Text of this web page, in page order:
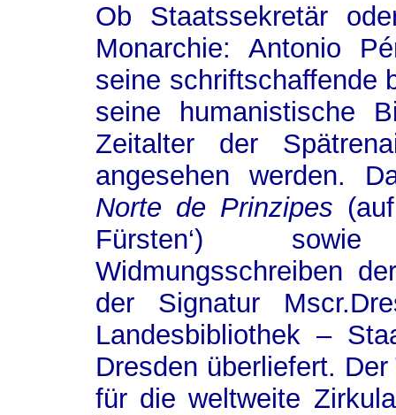
Ob Staatssekretär
Monarchie: Antonio
seine schriftschaffende
seine humanistische
Zeitalter der
angesehen werden.
Norte de Prinzipes
Fürsten‘)
Widmungsschreiben
der Signatur
Landesbibliothek –
Dresden überliefert.
für die weltweite